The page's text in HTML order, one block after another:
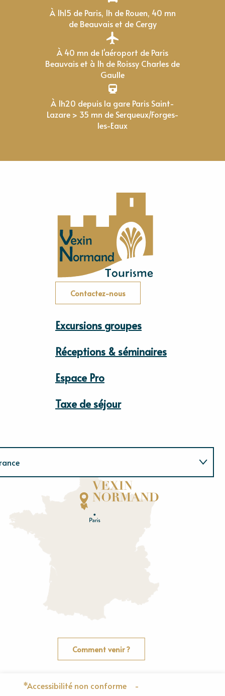
À 1h15 de Paris, 1h de Rouen, 40 mn
de Beauvais et de Cergy
À 40 mn de l'aéroport de Paris
Beauvais et à 1h de Roissy Charles de
Gaulle
À 1h20 depuis la gare Paris Saint-
Lazare > 35 mn de Serqueux/Forges-
les-Eaux
Contactez-nous
Excursions groupes
Réceptions & séminaires
Espace Pro
Taxe de séjour
Eu re
rne
Comment venir ?
*Accessibilité non conforme -